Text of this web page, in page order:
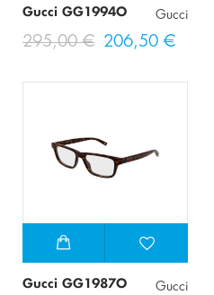
Gucci GG1994O Gucci
295,00 € 206,50 €
Gucci GG1987O Gucci